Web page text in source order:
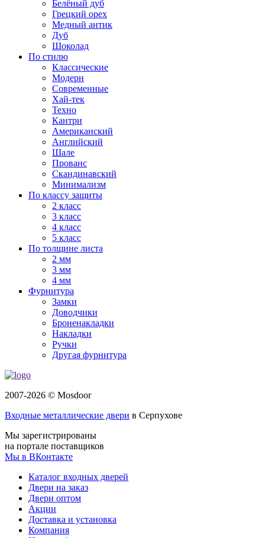
Белёный дуб
Грецкий орех
Медный антик
Дуб
Шоколад
По стилю
Классические
Модерн
Современные
Хай-тек
Техно
Кантри
Американский
Английский
Шале
Прованс
Скандинавский
Минимализм
По классу защиты
2 класс
3 класс
4 класс
5 класс
По толщине листа
2 мм
3 мм
4 мм
Фурнитура
Замки
Доводчики
Броненакладки
Накладки
Ручки
Другая фурнитура
2007-2026 © Mosdoor
Входные металлические двери в Серпухове
Мы зарегистрированы
на портале поставщиков
Мы в ВКонтакте
Каталог входных дверей
Двери на заказ
Двери оптом
Акции
Доставка и установка
Компания